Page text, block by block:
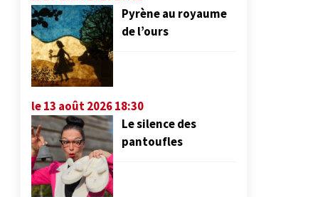
Pyrène au royaume
de l’ours
le 13 août 2026 18:30
Le silence des
pantoufles